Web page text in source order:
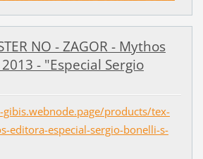
NO - ZAGOR - Mythos
- "Especial Sergio
products/tex-
editora-especial-sergio-bonelli-s-